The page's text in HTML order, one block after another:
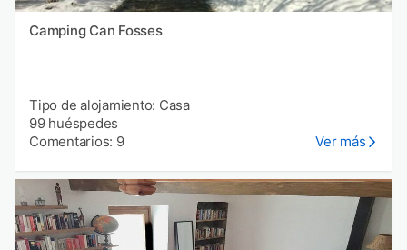
Camping Can Fosses
Tipo de alojamiento: Casa
99 huéspedes
Comentarios: 9
Ver más